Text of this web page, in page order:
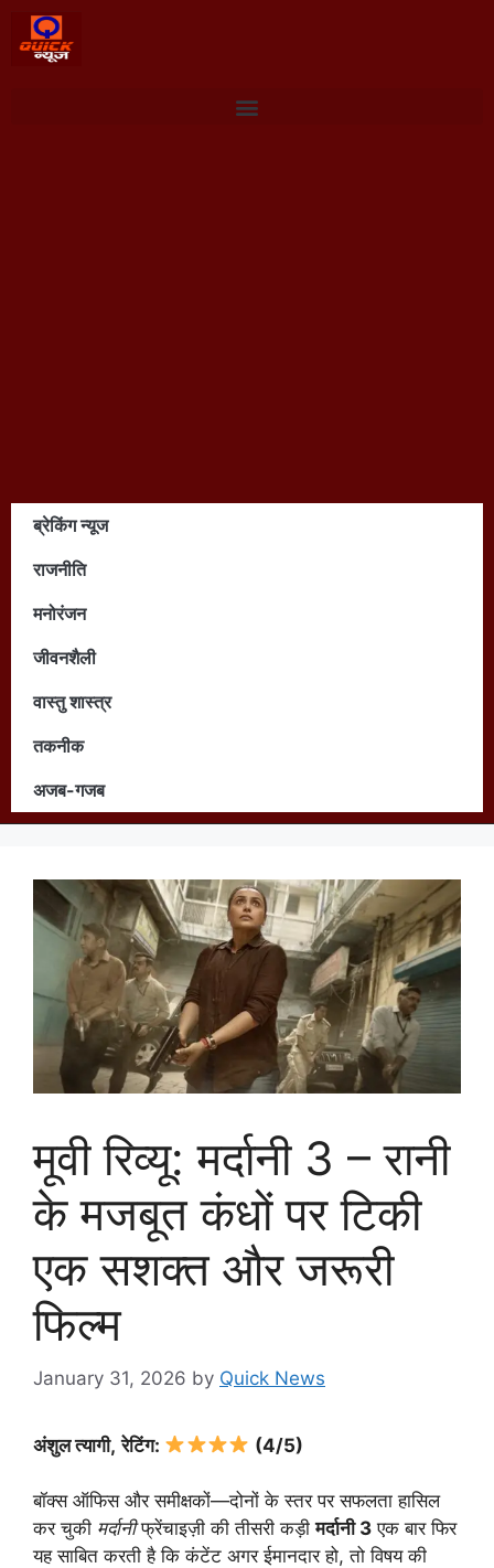
ब्रेकिंग न्यूज
राजनीति
मनोरंजन
जीवनशैली
वास्तु शास्त्र
तकनीक
अजब-गजब
मूवी रिव्यू: मर्दानी 3 – रानी
के मजबूत कंधों पर टिकी
एक सशक्त और जरूरी
फिल्म
January 31, 2026 by Quick News
अंशुल त्यागी, रेटिंग: (4/5)
बॉक्स ऑफिस और समीक्षकों—दोनों के स्तर पर सफलता हासिल
कर चुकी मर्दानीफ्रेंचाइज़ी की तीसरी कड़ीमर्दानी 3 एक बार फिर
यह साबित करती है कि कंटेंट अगर ईमानदार हो, तो विषय की